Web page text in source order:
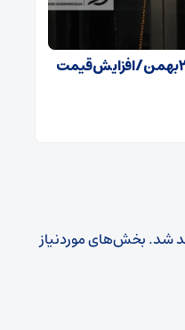
قیمت طلا و سکه امروز شنبه ۲۵بهمن/ افزایش قیمت
شد.بخش‌های موردنیاز